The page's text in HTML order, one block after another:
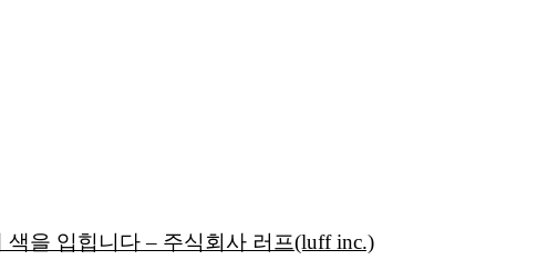
을 입힙니다 – 주식회사 러프(luff inc.)